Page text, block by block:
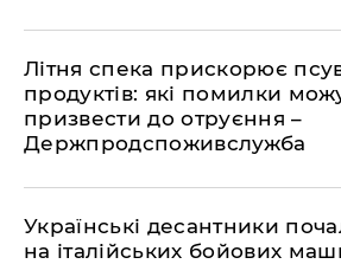
Літня спека прискорює
продуктів: які помилки
призвести до отруєння –
Держпродспоживслужба
Українські десантники
на італійських бойових